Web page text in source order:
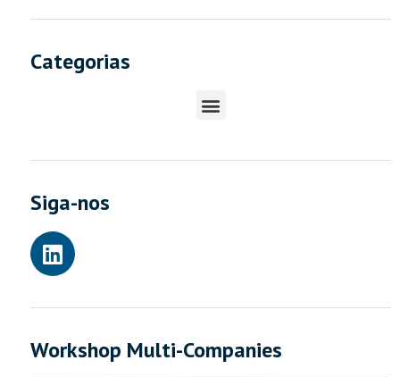
Categorias
Siga-nos
Workshop Multi-Companies